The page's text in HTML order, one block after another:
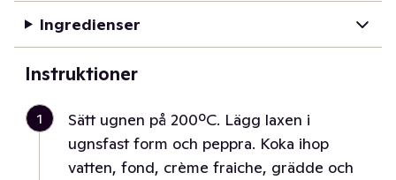
Ingredienser
Instruktioner
1
Sätt ugnen på 200ºC. Lägg laxen i
ugnsfast form och peppra. Koka ihop
vatten, fond, crème fraiche, grädde och